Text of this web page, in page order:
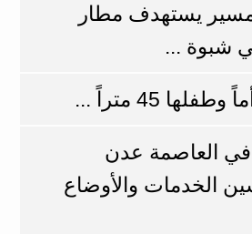
يستهدف مطار
شبوة ...
45 متراً ...
العاصمة عدن
الخدمات والأوضاع